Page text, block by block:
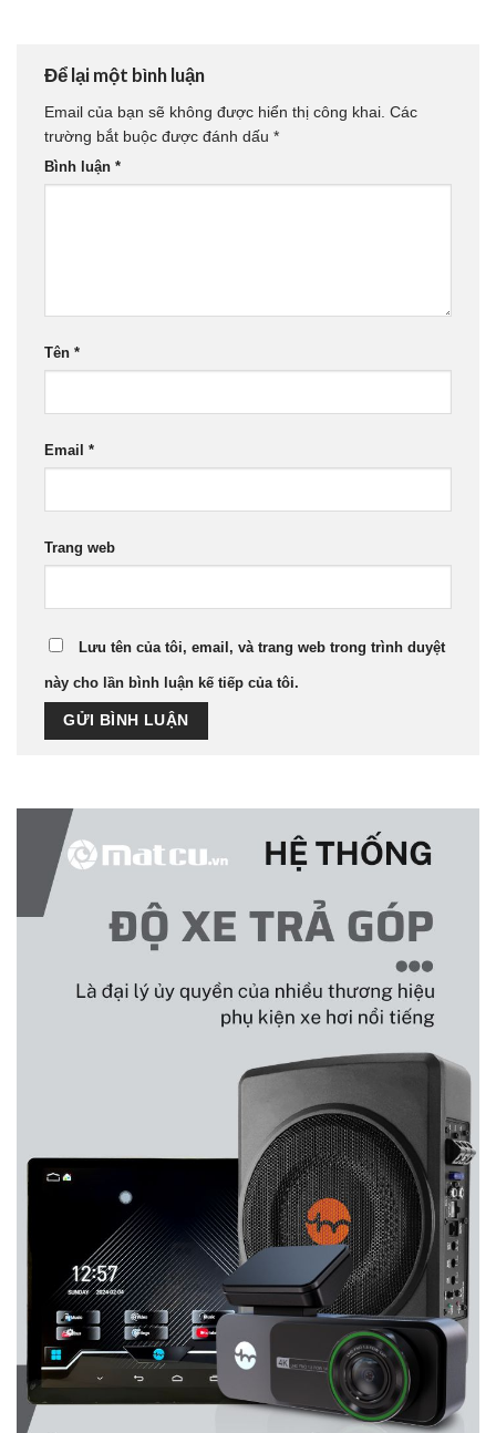
Để lại một bình luận
Email của bạn sẽ không được hiển thị công khai. Các
trường bắt buộc được đánh dấu *
Bình luận *
Tên *
Email *
Trang web
Lưu tên của tôi, email, và trang web trong trình duyệt
này cho lần bình luận kế tiếp của tôi.